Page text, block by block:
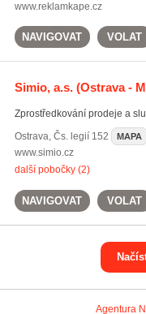
www.reklamkape.cz
NAVIGOVAT VOLAT
Simio, a.s.(Ostrava -
Zprostředkování prodeje a
Ostrava, Čs. legií 152 MAPA
www.simio.cz
další pobočky (2)
NAVIGOVAT VOLAT
Agentura